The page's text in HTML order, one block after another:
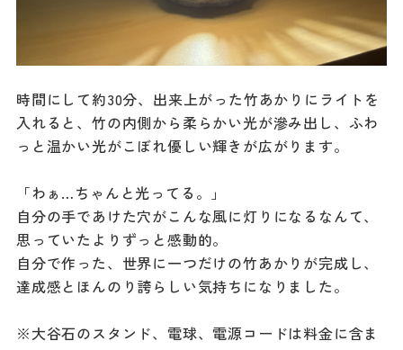
時間にして約30分、出来上がった竹あかりにライトを
入れると、竹の内側から柔らかい光が滲み出し、ふわ
っと温かい光がこぼれ優しい輝きが広がります。
「わぁ…ちゃんと光ってる。」
自分の手であけた穴がこんな風に灯りになるなんて、
思っていたよりずっと感動的。
自分で作った、世界に一つだけの竹あかりが完成し、
達成感とほんのり誇らしい気持ちになりました。
※大谷石のスタンド、電球、電源コードは料金に含ま